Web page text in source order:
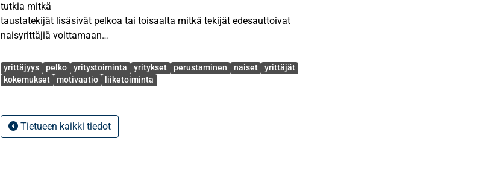
tutkia mitkä
taustatekijät lisäsivät pelkoa tai toisaalta mitkä tekijät edesauttoivat
naisyrittäjiä voittamaan
yritystoiminnan
aloittamista.
haastateltiin yhdeksää (9) suomalaista mikroyrityksissä toimivaa eri ikäistä
ja eri toimialoilla
Avainsanat
yrittäjyys pelko yritystoiminta yritykset perustaminen naiset
yrittäjät
kokemukset
motivaatio liiketoiminta
Tietueen kaikki tiedot